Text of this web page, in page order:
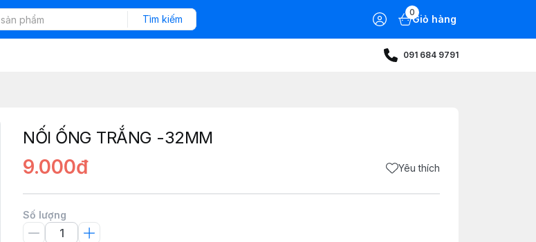
Tìm kiếm
0
Giỏ hàng
091 684 9791
NỐI ỐNG TRẮNG -32MM
9.000đ Yêu thích
Số lượng